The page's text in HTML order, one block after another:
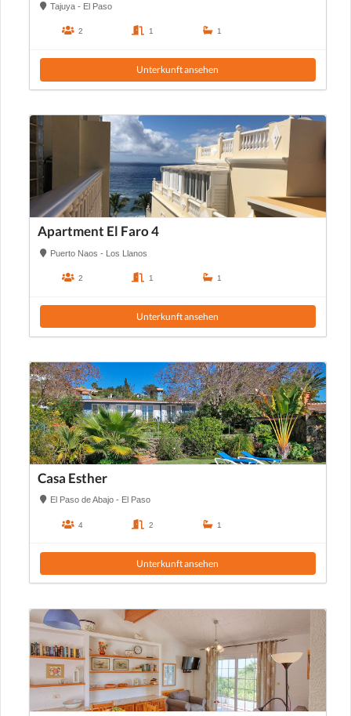
Tajuya - El Paso
2 1 1
Unterkunft ansehen
Apartment El Faro 4
Puerto Naos - Los Llanos
2 1 1
Unterkunft ansehen
Casa Esther
El Paso de Abajo - El Paso
4 2 1
Unterkunft ansehen